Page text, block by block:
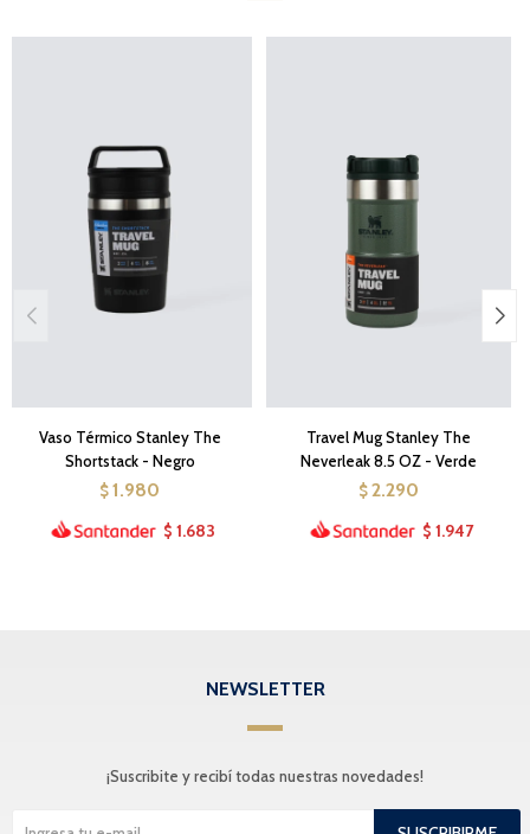
Vaso Térmico Stanley The
Shortstack - Negro
$ 1.980
$ 1.683
Travel Mug Stanley The
Neverleak 8.5 OZ - Verde
$ 2.290
$ 1.947
NEWSLETTER
¡Suscribite y recibí todas nuestras novedades!